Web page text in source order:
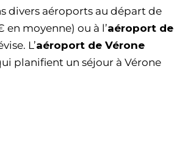
divers aéroports au départ de
en moyenne) ou à l’aéroport de
L’aéroport de Vérone
planifient un séjour à Vérone